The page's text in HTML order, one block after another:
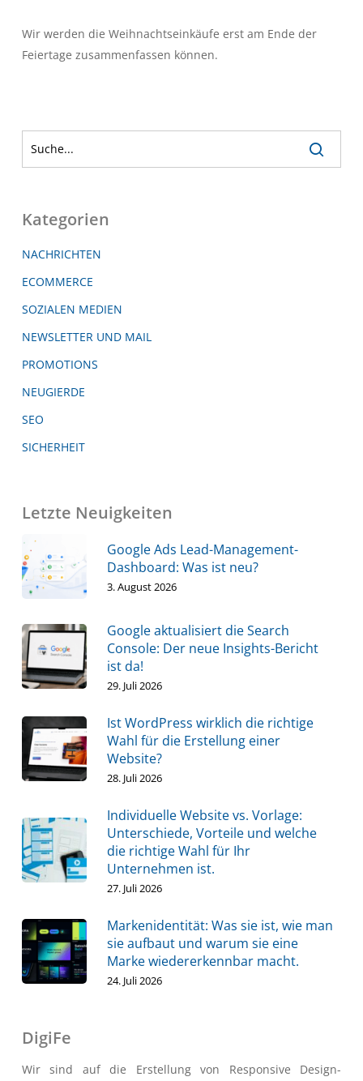
Wir werden die Weihnachtseinkäufe erst am Ende der
Feiertage zusammenfassen können.
Kategorien
NACHRICHTEN
ECOMMERCE
SOZIALEN MEDIEN
NEWSLETTER UND MAIL
PROMOTIONS
NEUGIERDE
SEO
SICHERHEIT
Letzte Neuigkeiten
Google Ads Lead-Management-
Dashboard: Was ist neu?
3. August 2026
Google aktualisiert die Search
Console: Der neue Insights-Bericht
ist da!
29. Juli 2026
Ist WordPress wirklich die richtige
Wahl für die Erstellung einer
Website?
28. Juli 2026
Individuelle Website vs. Vorlage:
Unterschiede, Vorteile und welche
die richtige Wahl für Ihr
Unternehmen ist.
27. Juli 2026
Markenidentität: Was sie ist, wie man
sie aufbaut und warum sie eine
Marke wiedererkennbar macht.
24. Juli 2026
DigiFe
Wir sind auf die Erstellung von Responsive Design-